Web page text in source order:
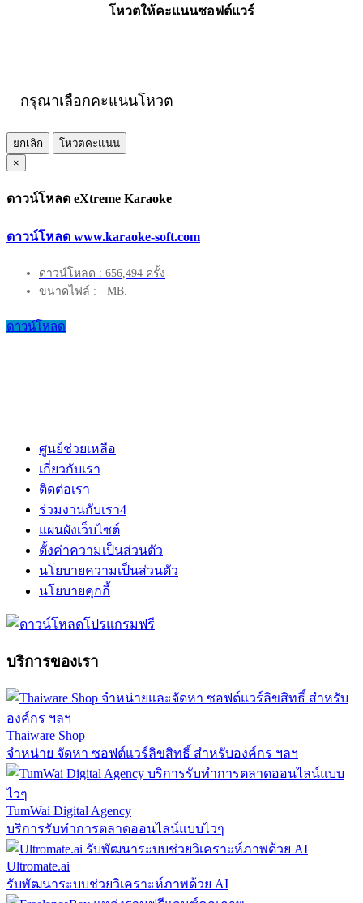
โหวตให้คะแนนซอฟต์แวร์
กรุณาเลือกคะแนนโหวต
ยกเลิก
โหวตคะแนน
×
ดาวน์โหลด eXtreme Karaoke
ดาวน์โหลด www.karaoke-soft.com
ดาวน์โหลด : 656,494 ครั้ง
ขนาดไฟล์ : - MB.
ดาวน์โหลด
ศูนย์ช่วยเหลือ
เกี่ยวกับเรา
ติดต่อเรา
ร่วมงานกับเรา4
แผนผังเว็บไซต์
ตั้งค่าความเป็นส่วนตัว
นโยบายความเป็นส่วนตัว
นโยบายคุกกี้
บริการของเรา
Thaiware Shop
จำหน่าย จัดหา ซอฟต์แวร์ลิขสิทธิ์ สำหรับองค์กร ฯลฯ
TumWai Digital Agency
บริการรับทำการตลาดออนไลน์แบบไวๆ
Ultromate.ai
รับพัฒนาระบบช่วยวิเคราะห์ภาพด้วย AI